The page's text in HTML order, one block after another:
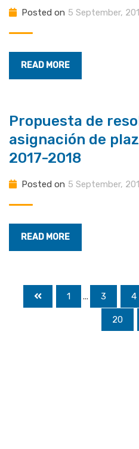
Posted on 5 September,
READ MORE
Propuesta de
asignación de
2017-2018
Posted on 5 September,
READ MORE
1 ... 3 4
20